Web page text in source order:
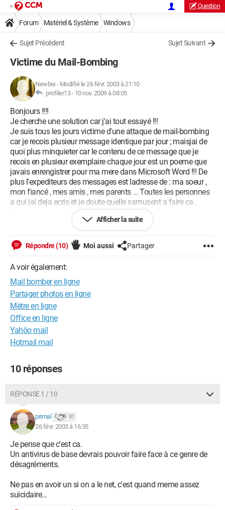
Question
Forum Matériel & Système Windows
Sujet Précédent Sujet Suivant
Victime du Mail-Bombing
Newbie- Modifié le 26 févr. 2003 à 21:10
profiler13 - 10 nov. 2009 à 08:05
Bonjours !!!!
Je cherche une solution car j'ai tout essayé !!!
Je suis tous les jours victime d'une attaque de mail-bombing
car je recois plusieur message identique par jour ; maisjai de
quoi plus minquieter car le contenu de ce message que je
recois en plusieur exemplaire chaque jour est un poeme que
javais enrengistrer pour ma mere dans Microsoft Word !!! De
plus l'expediteurs des messages est ladresse de : ma soeur ,
mon fiancé , mes amis , mes parents ... Toutes les personnes
a qui jai deja ecris et je doute quelle samusent a faire ca .
Donc jai essayé de me venger en allant dans un site pour les
CRASHERS et en voyant qu'il suffisait daller dans propriété du
télécharger un mail bomber et de faire de meme...
Maleureusement je ne sais pas ou cherche l'ip car dans
propriété il y a details et source et plein de ligne !!! je suis perdu
SOS !!!
Merci de me repondre
Afficher la suite
Répondre (10) Moi aussi Partager
A voir également:
Mail bomber en ligne
Partager photos en ligne
Mètre en ligne
Office en ligne
Yahôo mail
Hotmail mail
10 réponses
RÉPONSE 1 / 10
primal 97
26 févr. 2003 à 16:35
Je pense que c'est ca.
Un antivirus de base devrais pouvoir faire face à ce genre de
désagréments.
Ne pas en avoir un si on a le net, c'est quand meme assez
suicidaire...